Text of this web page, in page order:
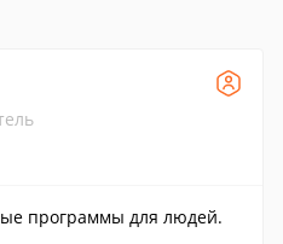
программы для людей.